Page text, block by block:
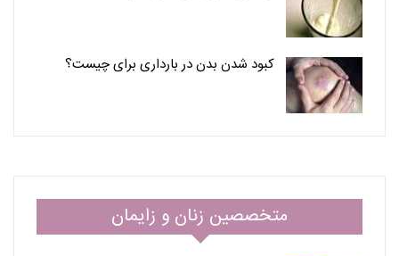
کبود شدن بدن در بارداری برای چیست؟
متخصصین زنان و زایمان